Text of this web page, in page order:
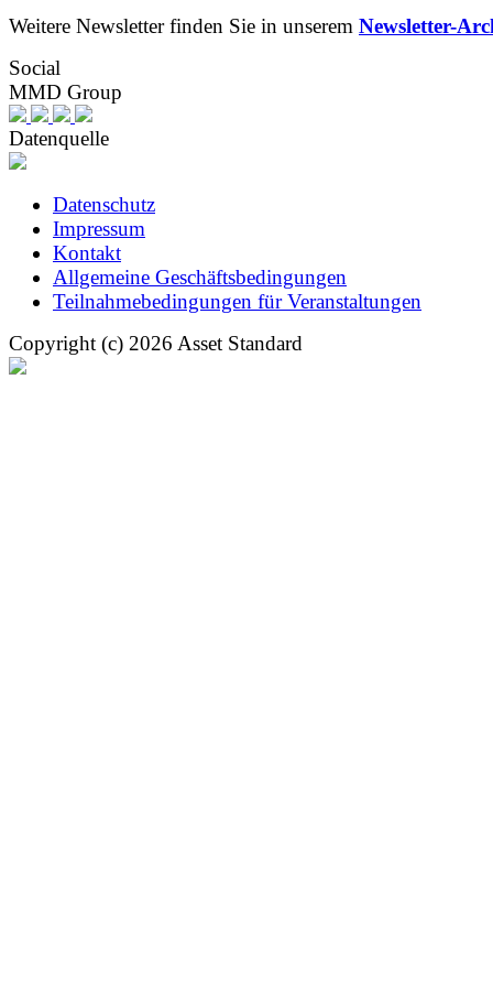
Weitere Newsletter finden Sie in unserem Newsletter-
Social
MMD Group
Datenquelle
Datenschutz
Impressum
Kontakt
Allgemeine Geschäftsbedingungen
Teilnahmebedingungen für Veranstaltungen
Copyright (c) 2026 Asset Standard